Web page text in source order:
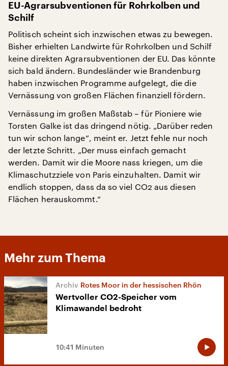
EU-Agrarsubventionen für Rohrkolben und
Schilf
Politisch scheint sich inzwischen etwas zu bewegen.
Bisher erhielten Landwirte für Rohrkolben und Schilf
keine direkten Agrarsubventionen der EU. Das könnte
sich bald ändern. Bundesländer wie Brandenburg
haben inzwischen Programme aufgelegt, die die
Vernässung von großen Flächen finanziell fördern.
Vernässung im großen Maßstab – für Pioniere wie
Torsten Galke ist das dringend nötig. „Darüber reden
tun wir schon lange“, meint er. Jetzt fehle nur noch
der letzte Schritt. „Der muss einfach gemacht
werden. Damit wir die Moore nass kriegen, um die
Klimaschutzziele von Paris einzuhalten. Damit wir
endlich stoppen, dass da so viel CO2 aus diesen
Flächen herauskommt.“
Mehr zum Thema
Rotes Moor in der hessischen Rhön
Wertvoller CO2-Speicher vom
Klimawandel bedroht
10:41 Minuten